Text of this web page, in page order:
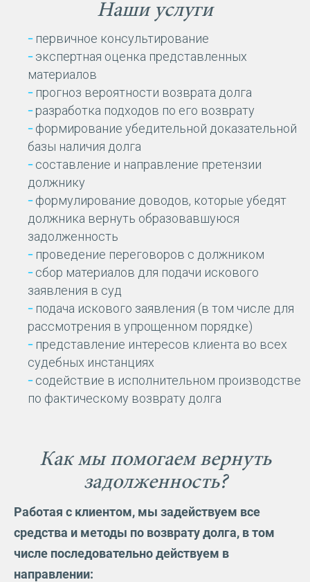
Наши услуги
первичное консультирование
экспертная оценка представленных
материалов
прогноз вероятности возврата долга
разработка подходов по его возврату
формирование убедительной доказательной
базы наличия долга
составление и направление претензии
должнику
формулирование доводов, которые убедят
должника вернуть образовавшуюся
задолженность
проведение переговоров с должником
сбор материалов для подачи искового
заявления в суд
подача искового заявления (в том числе для
рассмотрения в упрощенном порядке)
представление интересов клиента во всех
судебных инстанциях
содействие в исполнительном производстве
по фактическому возврату долга
Как мы помогаем вернуть
задолженность?
Работая с клиентом, мы задействуем все
средства и методы по возврату долга, в том
числе последовательно действуем в
направлении: